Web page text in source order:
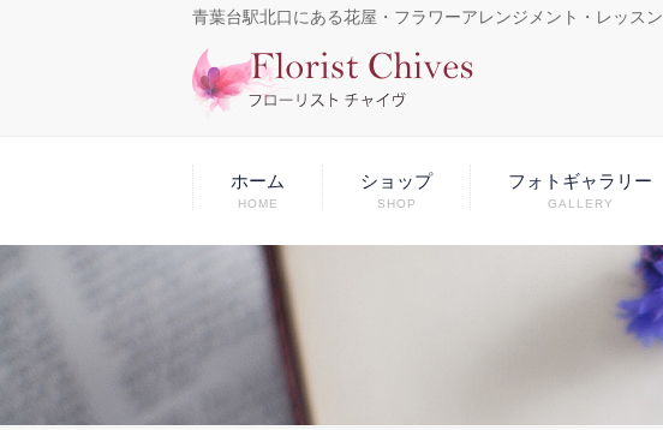
青葉台駅北口にある花屋・フラワーアレンジメント・レッスン
ホーム
HOME
ショップ
SHOP
フォトギャラリー
GALLERY